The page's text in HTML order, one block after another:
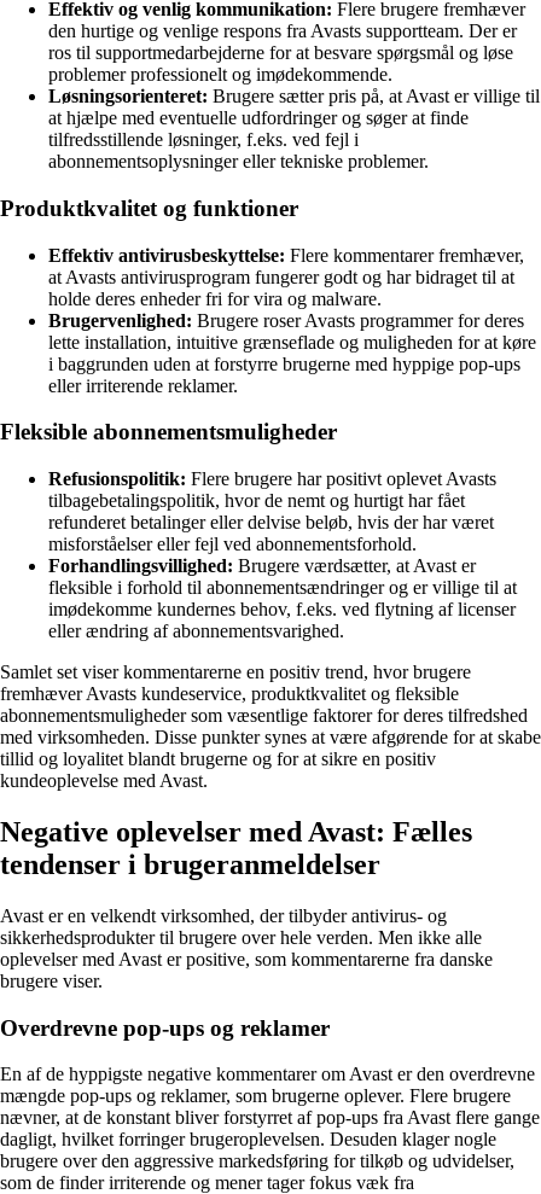
Effektiv og venlig kommunikation: Flere brugere fremhæver
den hurtige og venlige respons fra Avasts supportteam. Der er
ros til supportmedarbejderne for at besvare spørgsmål og løse
problemer professionelt og imødekommende.
Løsningsorienteret: Brugere sætter pris på, at Avast er villige til
at hjælpe med eventuelle udfordringer og søger at finde
tilfredsstillende løsninger, f.eks. ved fejl i
abonnementsoplysninger eller tekniske problemer.
Produktkvalitet og funktioner
Effektiv antivirusbeskyttelse: Flere kommentarer fremhæver,
at Avasts antivirusprogram fungerer godt og har bidraget til at
holde deres enheder fri for vira og malware.
Brugervenlighed: Brugere roser Avasts programmer for deres
lette installation, intuitive grænseflade og muligheden for at køre
i baggrunden uden at forstyrre brugerne med hyppige pop-ups
eller irriterende reklamer.
Fleksible abonnementsmuligheder
Refusionspolitik: Flere brugere har positivt oplevet Avasts
tilbagebetalingspolitik, hvor de nemt og hurtigt har fået
refunderet betalinger eller delvise beløb, hvis der har været
misforståelser eller fejl ved abonnementsforhold.
Forhandlingsvillighed: Brugere værdsætter, at Avast er
fleksible i forhold til abonnementsændringer og er villige til at
imødekomme kundernes behov, f.eks. ved flytning af licenser
eller ændring af abonnementsvarighed.
Samlet set viser kommentarerne en positiv trend, hvor brugere
fremhæver Avasts kundeservice, produktkvalitet og fleksible
abonnementsmuligheder som væsentlige faktorer for deres tilfredshed
med virksomheden. Disse punkter synes at være afgørende for at skabe
tillid og loyalitet blandt brugerne og for at sikre en positiv
kundeoplevelse med Avast.
Negative oplevelser med Avast: Fælles
tendenser i brugeranmeldelser
Avast er en velkendt virksomhed, der tilbyder antivirus- og
sikkerhedsprodukter til brugere over hele verden. Men ikke alle
oplevelser med Avast er positive, som kommentarerne fra danske
brugere viser.
Overdrevne pop-ups og reklamer
En af de hyppigste negative kommentarer om Avast er den overdrevne
mængde pop-ups og reklamer, som brugerne oplever. Flere brugere
nævner, at de konstant bliver forstyrret af pop-ups fra Avast flere gange
dagligt, hvilket forringer brugeroplevelsen. Desuden klager nogle
brugere over den aggressive markedsføring for tilkøb og udvidelser,
som de finder irriterende og mener tager fokus væk fra